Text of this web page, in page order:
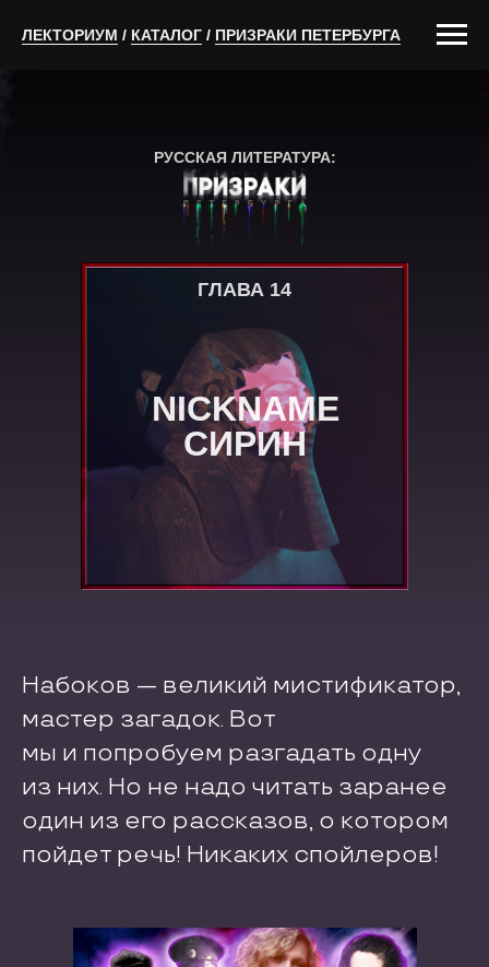
ЛЕКТОРИУМ / КАТАЛОГ / ПРИЗРАКИ ПЕТЕРБУРГА
NICKNAME
СИРИН
ГЛАВА 14
РУССКАЯ ЛИТЕРАТУРА:
Набоков — великий мистификатор,
мастер загадок. Вот
мы и попробуем разгадать одну
из них. Но не надо читать заранее
один из его рассказов, о котором
пойдет речь! Никаких спойлеров!